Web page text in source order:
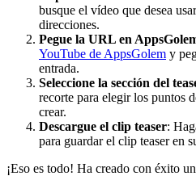
busque el vídeo que desea
direcciones.
Pegue la URL en
YouTube de AppsGolem y
entrada.
Seleccione la sección del
recorte para elegir los puntos
crear.
Descargue el clip teaser:
para guardar el clip teaser en
¡Eso es todo! Ha creado con éxito